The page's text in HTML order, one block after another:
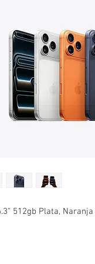
512gb Plata,